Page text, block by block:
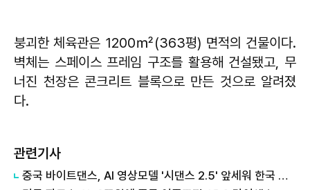
붕괴한 체육관은 1200㎡(363평) 면적의 건물이다.
벽체는 스페이스 프레임 구조를 활용해 건설됐고, 무
너진 천장은 콘크리트 블록으로 만든 것으로 알려졌
다.
관련기사
중국 바이트댄스, AI 영상모델 '시댄스 2.5' 앞세워 한국 공략 본격화